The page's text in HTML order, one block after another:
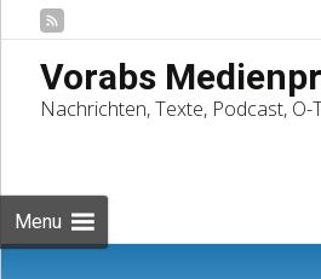
Vorabs
Nachrichten, Texte, Podcast, O-
Menu